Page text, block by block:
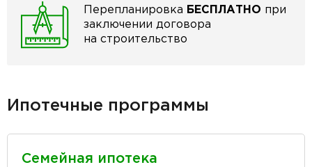
Перепланировка БЕСПЛАТНО при
заключении договора
на строительство
Ипотечные программы
Семейная ипотека